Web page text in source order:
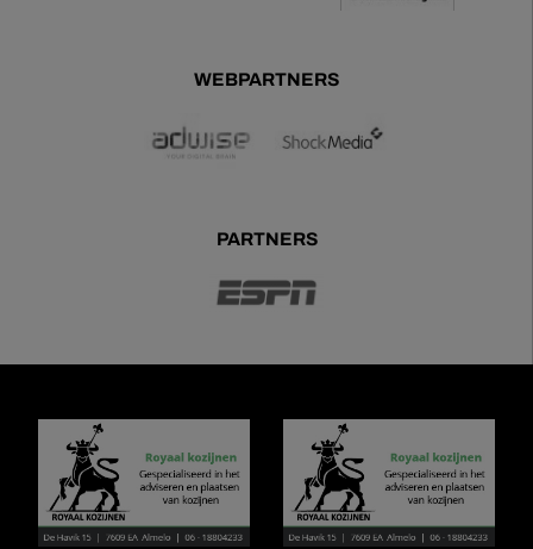
WEBPARTNERS
PARTNERS